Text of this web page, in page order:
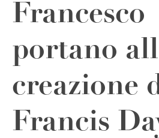
Francesco
portano
creazione
Francis